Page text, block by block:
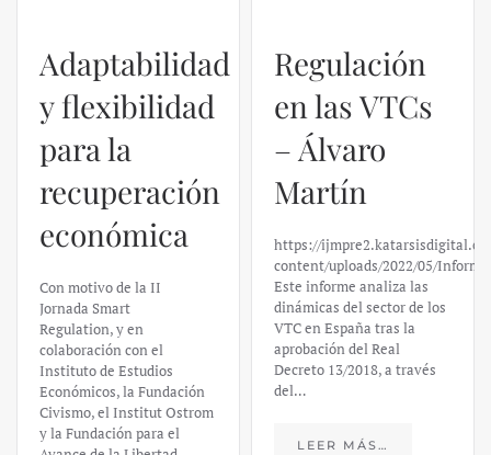
Regulación
en las VTCs
– Álvaro
Martín
https://ijmpre2.katarsisdigital.com/wp-
content/uploads/2022/05/Informe_sobre_las_VTC.pdf
Este informe analiza las
dinámicas del sector de los
VTC en España tras la
aprobación del Real
Decreto 13/2018, a través
del…
LEER MÁS…
El caso de
Silicon
Valley Bank:
un análisis
financiero –
Daniel
Fernández